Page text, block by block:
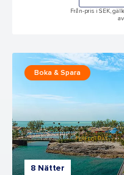
Från-pris i SEK,
8 Nätter
Boka & Spara